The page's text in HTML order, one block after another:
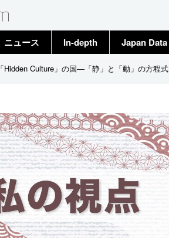
ニュース
トップ
In-depth Japan Data
「Hidden Culture」の国―「静」と「動」の方程式